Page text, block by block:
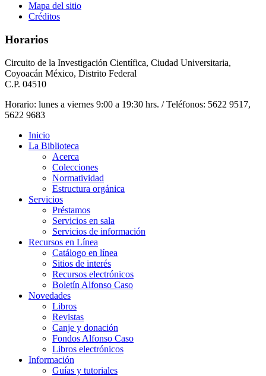
Mapa del sitio
Créditos
Horarios
Circuito de la Investigación Científica, Ciudad Universitaria,
Coyoacán México, Distrito Federal
C.P. 04510
Horario: lunes a viernes 9:00 a 19:30 hrs. / Teléfonos: 5622 9517,
5622 9683
Inicio
La Biblioteca
Acerca
Colecciones
Normatividad
Estructura orgánica
Servicios
Préstamos
Servicios en sala
Servicios de información
Recursos en Línea
Catálogo en línea
Sitios de interés
Recursos electrónicos
Boletín Alfonso Caso
Novedades
Libros
Revistas
Canje y donación
Fondos Alfonso Caso
Libros electrónicos
Información
Guías y tutoriales